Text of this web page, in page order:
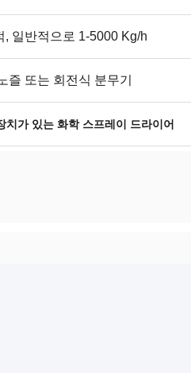
, 일반적으로 1-5000 Kg/h
즐 또는 회전식 분무기
치가 있는 화학 스프레이 드라이어